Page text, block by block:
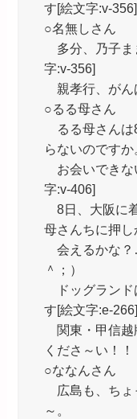
す[絵文字:v-356]
○名無しさん
多分、乃子ま
字:v-356]
親孝行、がん
○るる母さん
るる母さんは
らないのですか
お会いできな
字:v-406]
8日、大阪に
母さんちに押し
会えるかな？
＾；）
ドッグランド
す[絵文字:e-266]
関東・甲信越
くださ～い！！
○ななんさん
広島も、ちょ
～。